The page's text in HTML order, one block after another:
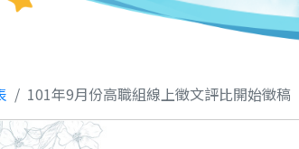
101年9月份高職組線上徵文評比開始徵稿